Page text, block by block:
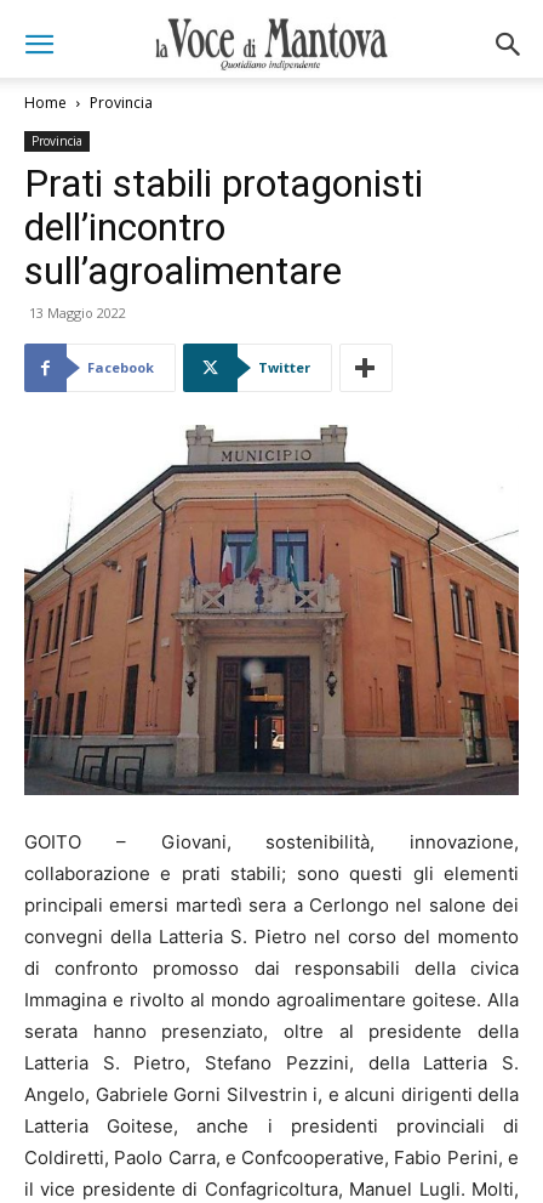
Home Provincia
Provincia
Prati stabili protagonisti
dell’incontro
sull’agroalimentare
13 Maggio 2022
Facebook Twitter
GOITO – Giovani, sostenibilità, innovazione,
collaborazione e prati stabili; sono questi gli elementi
principali emersi martedì sera a Cerlongo nel salone dei
convegni della Latteria S. Pietro nel corso del momento
di confronto promosso dai responsabili della civica
Immagina e rivolto al mondo agroalimentare goitese. Alla
serata hanno presenziato, oltre al presidente della
Latteria S. Pietro, Stefano Pezzini, della Latteria S.
Angelo, Gabriele Gorni Silvestrin i, e alcuni dirigenti della
Latteria Goitese, anche i presidenti provinciali di
Coldiretti, Paolo Carra, e Confcooperative, Fabio Perini, e
il vice presidente di Confagricoltura, Manuel Lugli. Molti,